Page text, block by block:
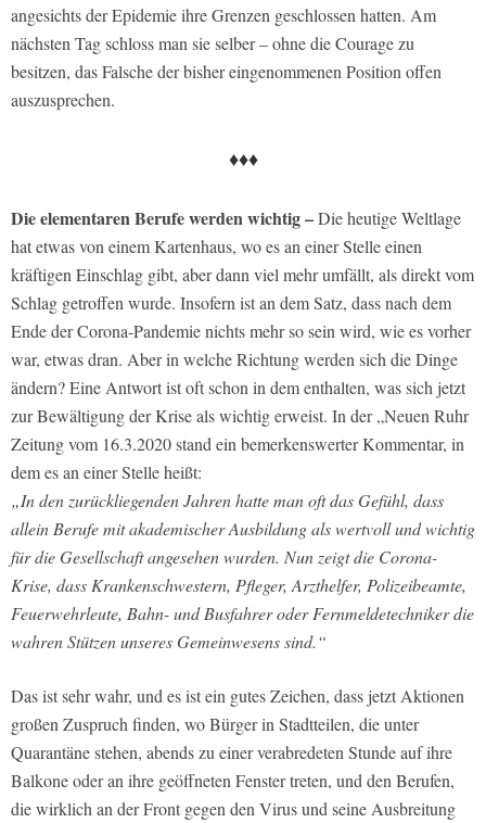
angesichts der Epidemie ihre Grenzen geschlossen hatten. Am
nächsten Tag schloss man sie selber – ohne die Courage zu
besitzen, das Falsche der bisher eingenommenen Position offen
auszusprechen.
♦♦♦
Die elementaren Berufe werden wichtig –Die heutige Weltlage
hat etwas von einem Kartenhaus, wo es an einer Stelle einen
kräftigen Einschlag gibt, aber dann viel mehr umfällt, als direkt vom
Schlag getroffen wurde. Insofern ist an dem Satz, dass nach dem
Ende der Corona-Pandemie nichts mehr so sein wird, wie es vorher
war, etwas dran. Aber in welche Richtung werden sich die Dinge
ändern? Eine Antwort ist oft schon in dem enthalten, was sich jetzt
zur Bewältigung der Krise als wichtig erweist. In der „Neuen Ruhr
Zeitung vom 16.3.2020 stand ein bemerkenswerter Kommentar, in
dem es an einer Stelle heißt:
„In den zurückliegenden Jahren hatte man oft das Gefühl, dass
allein Berufe mit akademischer Ausbildung als wertvoll und wichtig
für die Gesellschaft angesehen wurden. Nun zeigt die Corona-
Krise, dass Krankenschwestern, Pfleger, Arzthelfer, Polizeibeamte,
Feuerwehrleute, Bahn- und Busfahrer oder Fernmeldetechniker die
wahren Stützen unseres Gemeinwesens sind.“
Das ist sehr wahr, und es ist ein gutes Zeichen, dass jetzt Aktionen
großen Zuspruch finden, wo Bürger in Stadtteilen, die unter
Quarantäne stehen, abends zu einer verabredeten Stunde auf ihre
Balkone oder an ihre geöffneten Fenster treten, und den Berufen,
die wirklich an der Front gegen den Virus und seine Ausbreitung